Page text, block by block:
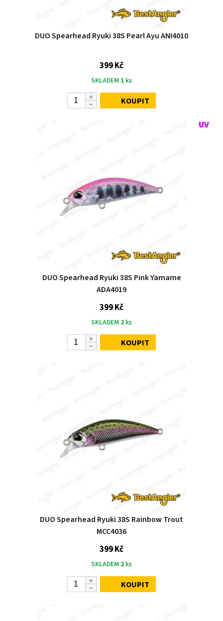
DUO Spearhead Ryuki 38S Pearl Ayu ANI4010
399 Kč
SKLADEM 1 ks
KOUPIT
DUO Spearhead Ryuki 38S Pink Yamame
ADA4019
399 Kč
SKLADEM 2 ks
KOUPIT
DUO Spearhead Ryuki 38S Rainbow Trout
MCC4036
399 Kč
SKLADEM 2 ks
KOUPIT